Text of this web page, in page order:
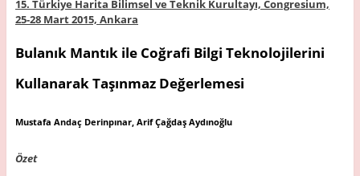
15. Türkiye Harita Bilimsel ve Teknik Kurultayı, Congresium,
25-28 Mart 2015, Ankara
Bulanık Mantık ile Coğrafi Bilgi Teknolojilerini
Kullanarak Taşınmaz Değerlemesi
Mustafa Andaç Derinpınar, Arif Çağdaş Aydınoğlu
Özet